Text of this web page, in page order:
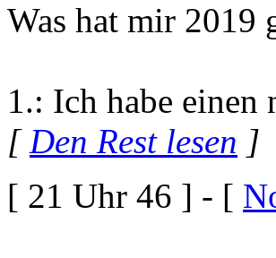
Was hat mir 2019
1.: Ich habe einen
[Den Rest lesen ]
[ 21 Uhr 46 ] - [